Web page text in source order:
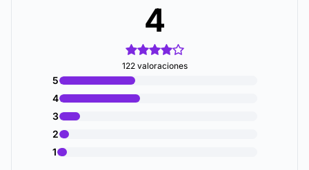
4
122 valoraciones
5
4
3
2
1